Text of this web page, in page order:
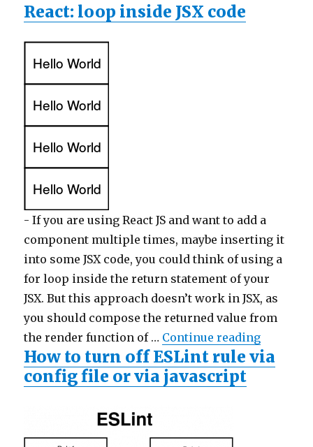
React: loop inside JSX code
- If you are using React JS and want to add a
component multiple times, maybe inserting it
into some JSX code, you could think of using a
for loop inside the return statement of your
JSX. But this approach doesn’t work in JSX, as
you should compose the returned value from
the render function of … Continue reading
How to turn off ESLint rule via
config file or via javascript